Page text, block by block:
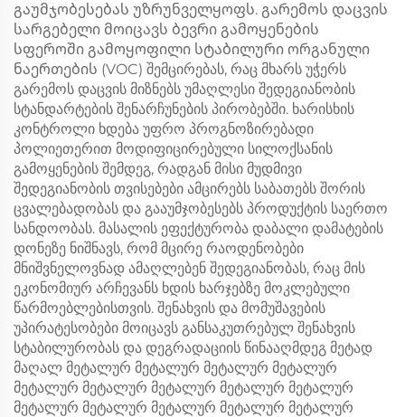
გაუმჯობესებას უზრუნველყოფს. გარემოს დაცვის
სარგებელი მოიცავს ბევრი გამოყენების
სფეროში გამოყოფილი სტაბილური ორგანული
ნაერთების (VOC) შემცირებას, რაც მხარს უჭერს
გარემოს დაცვის მიზნებს უმაღლესი შედეგიანობის
სტანდარტების შენარჩუნების პირობებში. ხარისხის
კონტროლი ხდება უფრო პროგნოზირებადი
პოლიეთერით მოდიფიცირებული სილოქსანის
გამოყენების შემდეგ, რადგან მისი მუდმივი
შედეგიანობის თვისებები ამცირებს საბათებს შორის
ცვალებადობას და გააუმჯობესებს პროდუქტის საერთო
სანდოობას. მასალის ეფექტურობა დაბალი დამატების
დონეზე ნიშნავს, რომ მცირე რაოდენობები
მნიშვნელოვნად ამაღლებენ შედეგიანობას, რაც მის
ეკონომიურ არჩევანს ხდის ხარჯებზე მოკლებული
წარმოებლებისთვის. შენახვის და მომუშავების
უპირატესობები მოიცავს განსაკუთრებულ შენახვის
სტაბილურობას და დეგრადაციის წინააღმდეგ მეტად
მაღალ მეტალურ მეტალურ მეტალურ მეტალურ
მეტალურ მეტალურ მეტალურ მეტალურ მეტალურ
მეტალურ მეტალურ მეტალურ მეტალურ მეტალურ